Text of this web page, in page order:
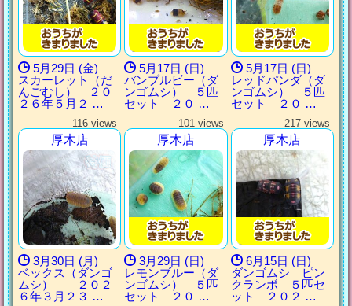
5月29日 (金)
スカーレット（だ
んごむし） ２０
２６年５月２ …
5月17日 (日)
バンブルビー（ダ
ンゴムシ） ５匹
セット ２０ …
5月17日 (日)
レッドパンダ（ダ
ンゴムシ） ５匹
セット ２０ …
116 views
厚木店
3月30日 (月)
ベックス（ダンゴ
ムシ） ２０２
６年３月２３ …
101 views
厚木店
3月29日 (日)
レモンブルー（ダ
ンゴムシ） ５匹
セット ２０ …
217 views
厚木店
6月15日 (日)
ダンゴムシ ピン
クランボ ５匹セ
ット ２０２ …